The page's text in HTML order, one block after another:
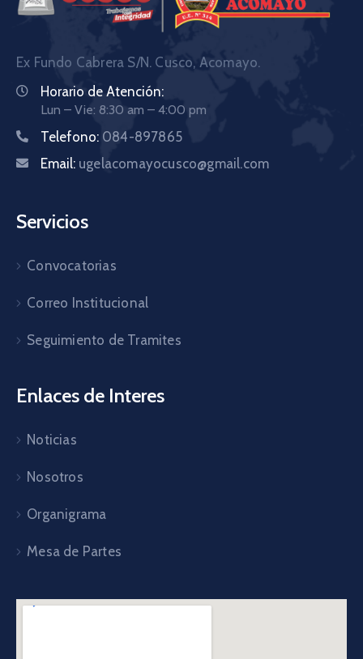
Ex Fundo Cabrera S/N. Cusco, Acomayo.
Horario de Atención:
Lun – Vie: 8:30 am – 4:00 pm
Telefono: 084-897865
Email: ugelacomayocusco@gmail.com
Servicios
Convocatorias
Correo Institucional
Seguimiento de Tramites
Enlaces de Interes
Noticias
Nosotros
Organigrama
Mesa de Partes